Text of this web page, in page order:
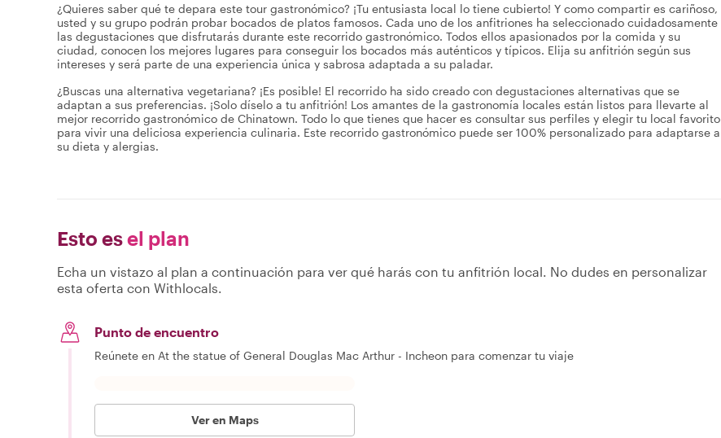
¿Quieres saber qué te depara este tour gastronómico? ¡Tu entusiasta local lo tiene cubierto! Y como compartir es cariñoso,
usted y su grupo podrán probar bocados de platos famosos. Cada uno de los anfitriones ha seleccionado cuidadosamente
las degustaciones que disfrutarás durante este recorrido gastronómico. Todos ellos apasionados por la comida y su
ciudad, conocen los mejores lugares para conseguir los bocados más auténticos y típicos. Elija su anfitrión según sus
intereses y será parte de una experiencia única y sabrosa adaptada a su paladar.
¿Buscas una alternativa vegetariana? ¡Es posible! El recorrido ha sido creado con degustaciones alternativas que se
adaptan a sus preferencias. ¡Solo díselo a tu anfitrión! Los amantes de la gastronomía locales están listos para llevarte al
mejor recorrido gastronómico de Chinatown. Todo lo que tienes que hacer es consultar sus perfiles y elegir tu local favorito
para vivir una deliciosa experiencia culinaria. Este recorrido gastronómico puede ser 100% personalizado para adaptarse a
su dieta y alergias.
Esto esel plan
Echa un vistazo al plan a continuación para ver qué harás con tu anfitrión local. No dudes en personalizar
esta oferta con Withlocals.
Punto de encuentro
Reúnete en At the statue of General Douglas Mac Arthur - Incheon para comenzar tu viaje
Ver en Maps